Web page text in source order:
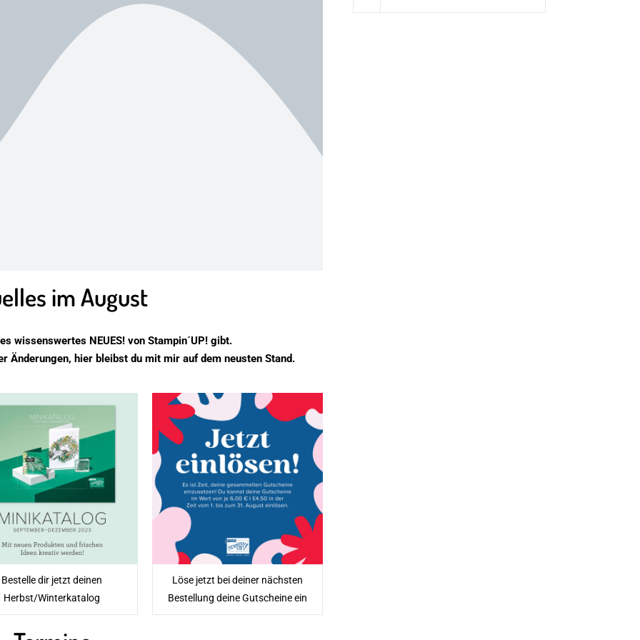
im August
wissenswertes NEUES! von Stampin´UP! gibt.
Änderungen, hier bleibst du mit mir auf dem neusten Stand.
Bestelle dir jetzt deinen
Herbst/Winterkatalog
Löse jetzt bei deiner nächsten
Bestellung deine Gutscheine ein